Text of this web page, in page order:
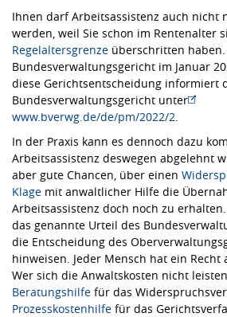
Ihnen darf Arbeitsassistenz auch nicht
werden, weil Sie schon im Rentenalter
Regelaltersgrenze überschritten haben.
Bundesverwaltungsgericht im Januar
diese Gerichtsentscheidung informiert
Bundesverwaltungsgericht unter
www.bverwg.de/de/pm/2022/2
In der Praxis kann es dennoch dazu
Arbeitsassistenz deswegen abgelehnt
aber gute Chancen, über einen
Klage mit anwaltlicher Hilfe die
Arbeitsassistenz doch noch zu
das genannte Urteil des
die Entscheidung des
hinweisen. Jeder Mensch hat ein Recht
Wer sich die Anwaltskosten nicht
Beratungshilfe für das
Prozesskostenhilfe für das